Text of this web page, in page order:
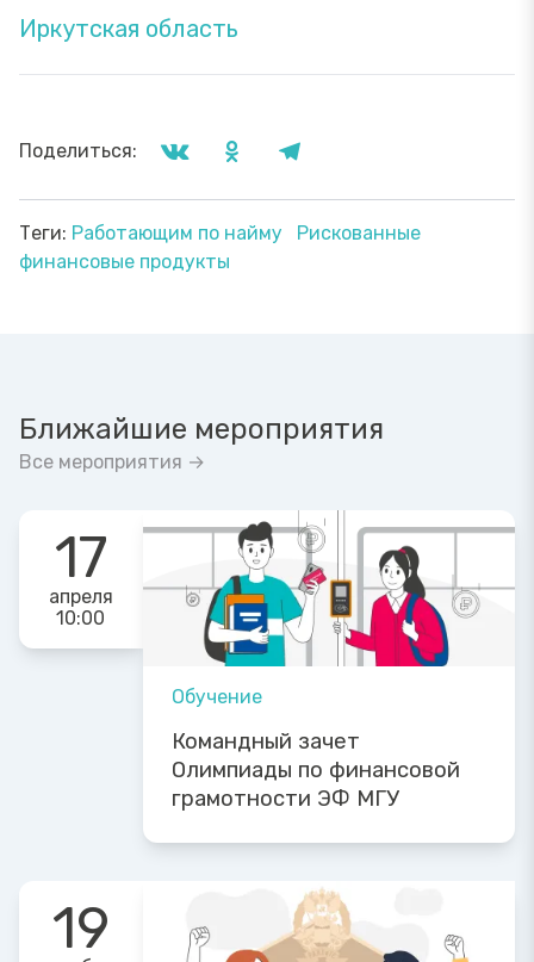
Иркутская область
Поделиться:
Теги: Работающим по найму
Рискованные
финансовые продукты
Ближайшие мероприятия
Все мероприятия →
17
апреля
10:00
Обучение
Командный зачет
Олимпиады по финансовой
грамотности ЭФ МГУ
19